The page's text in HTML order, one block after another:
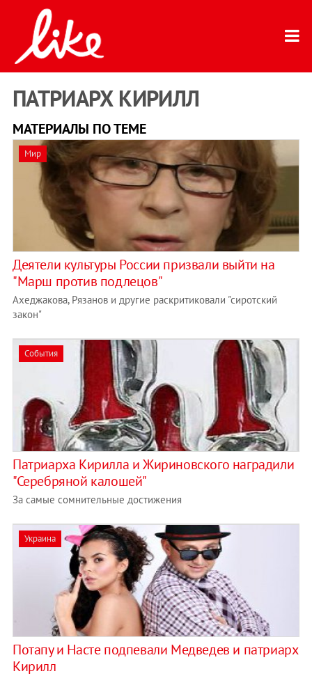
ПАТРИАРХ КИРИЛЛ
МАТЕРИАЛЫ ПО ТЕМЕ
Мир
Деятели культуры России призвали выйти на
"Марш против подлецов"
Ахеджакова, Рязанов и другие раскритиковали "сиротский
закон"
События
Патриарха Кирилла и Жириновского наградили
"Серебряной калошей"
За самые сомнительные достижения
Украина
Потапу и Насте подпевали Медведев и патриарх
Кирилл